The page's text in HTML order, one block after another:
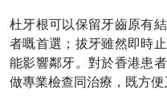
杜牙根可以保留牙齒原有
者嘅首選；拔牙雖然即時
能影響鄰牙。對於香港患
做專業檢查同治療，既方便